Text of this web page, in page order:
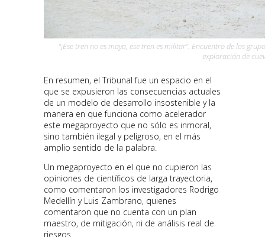
“¡Ese tren no es maya, ese tren es militar”. Encuentro de los
exploración de
En resumen, el Tribunal fue un espacio en el
que se expusieron las consecuencias actuales
de un modelo de desarrollo insostenible y la
manera en que funciona como acelerador
este megaproyecto que no sólo es inmoral,
sino también ilegal y peligroso, en el más
amplio sentido de la palabra.
Un megaproyecto en el que no cupieron las
opiniones de científicos de larga trayectoria,
como comentaron los investigadores Rodrigo
Medellín y Luis Zambrano, quienes
comentaron que no cuenta con un plan
maestro, de mitigación, ni de análisis real de
riesgos.